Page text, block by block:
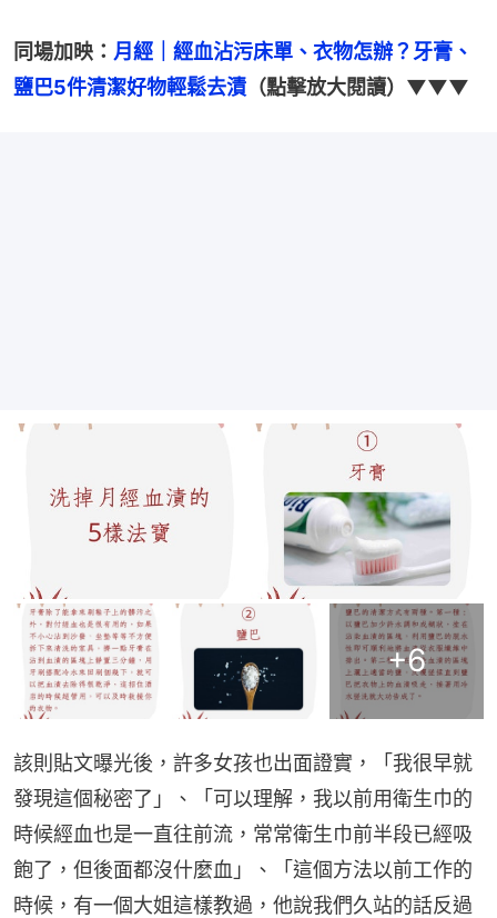
同場加映： 月經｜經血沾污床單、衣物怎辦？牙膏、
鹽巴5件清潔好物輕鬆去漬 （點擊放大閱讀）▼▼▼
+6
該則貼文曝光後，許多女孩也出面證實，「我很早就
發現這個秘密了」、「可以理解，我以前用衛生巾的
時候經血也是一直往前流，常常衛生巾前半段已經吸
飽了，但後面都沒什麼血」、「這個方法以前工作的
時候，有一個大姐這樣教過，他說我們久站的話反過